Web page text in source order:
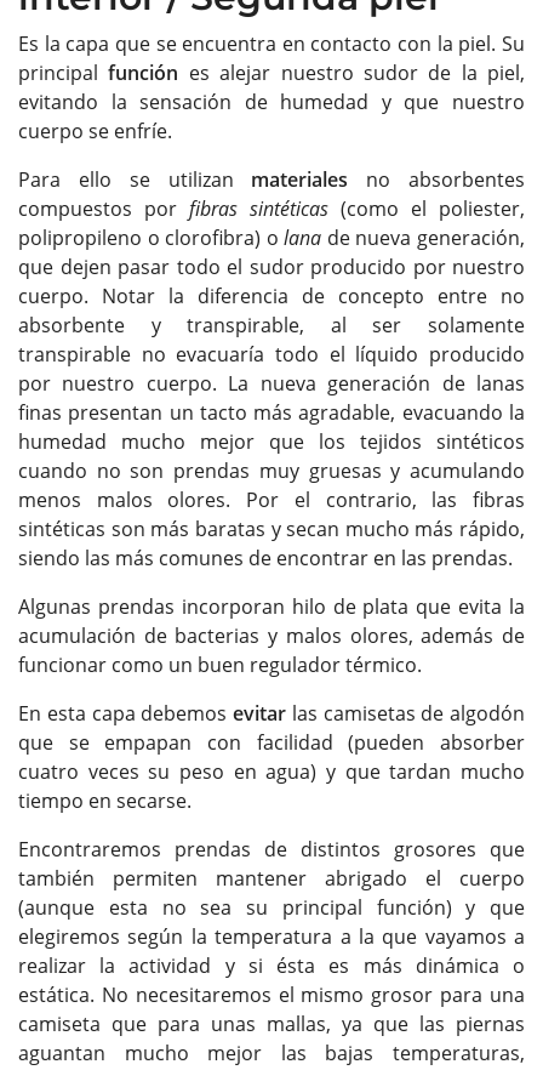
Es la capa que se encuentra en contacto con la piel. Su
principalfunción es alejar nuestro sudor de la piel,
evitando la sensación de humedad y que nuestro
cuerpo se enfríe.
Para ello se utilizan materiales no absorbentes
compuestos por fibras sintéticas (como el poliester,
polipropileno o clorofibra) olana de nueva generación,
que dejen pasar todo el sudor producido por nuestro
cuerpo. Notar la diferencia de concepto entre no
absorbente y transpirable, al ser solamente
transpirable no evacuaría todo el líquido producido
por nuestro cuerpo. La nueva generación de lanas
finas presentan un tacto más agradable, evacuando la
humedad mucho mejor que los tejidos sintéticos
cuando no son prendas muy gruesas y acumulando
menos malos olores. Por el contrario, las fibras
sintéticas son más baratas y secan mucho más rápido,
siendo las más comunes de encontrar en las prendas.
Algunas prendas incorporan hilo de plata que evita la
acumulación de bacterias y malos olores, además de
funcionar como un buen regulador térmico.
En esta capa debemos evitar las camisetas de algodón
que se empapan con facilidad (pueden absorber
cuatro veces su peso en agua) y que tardan mucho
tiempo en secarse.
Encontraremos prendas de distintos grosores que
también permiten mantener abrigado el cuerpo
(aunque esta no sea su principal función) y que
elegiremos según la temperatura a la que vayamos a
realizar la actividad y si ésta es más dinámica o
estática. No necesitaremos el mismo grosor para una
camiseta que para unas mallas, ya que las piernas
aguantan mucho mejor las bajas temperaturas,